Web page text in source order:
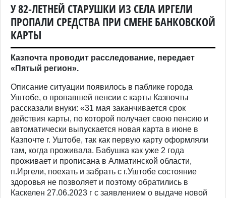
У 82-ЛЕТНЕЙ СТАРУШКИ ИЗ СЕЛА ИРГЕЛИ
ПРОПАЛИ СРЕДСТВА ПРИ СМЕНЕ БАНКОВСКОЙ
КАРТЫ
Казпочта проводит расследование, передает
«Пятый регион».
Описание ситуации появилось в паблике города
Уштобе, о пропавшей пенсии с карты Казпочты
рассказали внуки: «31 мая заканчивается срок
действия карты, по которой получает свою пенсию и
автоматически выпускается новая карта в июне в
Казпочте г. Уштобе, так как первую карту оформляли
там, когда проживала. Бабушка как уже 2 года
проживает и прописана в Алматинской области,
п.Иргели, поехать и забрать с г.Уштобе состояние
здоровья не позволяет и поэтому обратились в
Каскелен 27.06.2023 г с заявлением о выдаче новой